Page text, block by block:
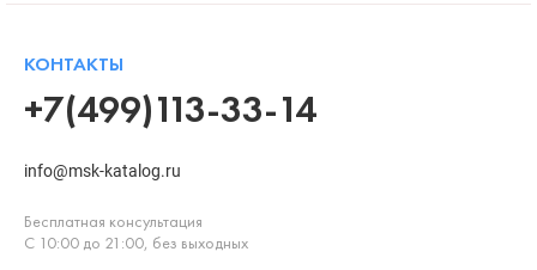
КОНТАКТЫ
+7(499)113-33-14
info@msk-katalog.ru
Бесплатная консультация
С 10:00 до 21:00, без выходных